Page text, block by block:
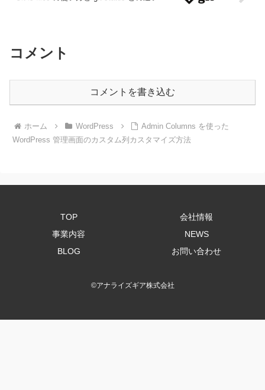
コメント
コメントを書き込む
ホーム WordPress
Admin Columns を使った
WordPress 管理画面のカスタム列カスタマイズ方法
TOP
会社情報
事業内容
NEWS
BLOG
お問い合わせ
©アナライズギア株式会社